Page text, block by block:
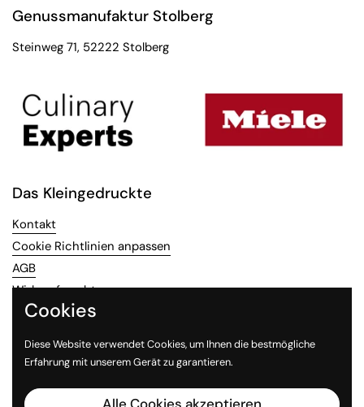
Genussmanufaktur Stolberg
Steinweg 71, 52222 Stolberg
Das Kleingedruckte
Kontakt
Cookie Richtlinien anpassen
AGB
Widerrufsrecht
Datenschutz
Vertrag widerrufen
Cookies
Diese Website verwendet Cookies, um Ihnen die bestmögliche
Erfahrung mit unserem Gerät zu garantieren.